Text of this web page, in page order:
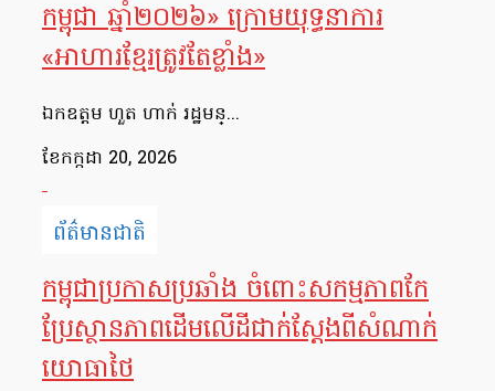
កម្ពុជា ឆ្នាំ២០២៦» ក្រោមយុទ្ធនាការ
«អាហារខ្មែរត្រូវតែខ្លាំង»
ឯកឧត្តម ហួត ហាក់ រដ្ឋមន្...
ខែ​កក្កដា 20, 2026
ព័ត៌មានជាតិ
កម្ពុជាប្រកាសប្រឆាំង ចំពោះសកម្មភាពកែ
ប្រែស្ថានភាពដើមលើដីជាក់ស្តែងពីសំណាក់
យោធាថៃ